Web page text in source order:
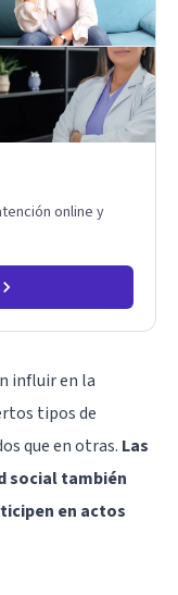
online y
influir en la
tipos de
que en otras. Las
social también
en actos